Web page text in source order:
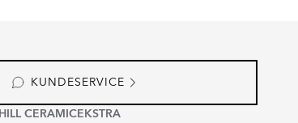
KUNDESERVICE
CERAMICEKSTRA